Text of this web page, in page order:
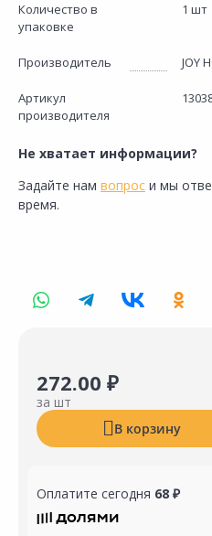
Количество в
упаковке
1 шт
Производитель JOY
Артикул
производителя
Не хватает информации?
Задайте нам вопрос и мы
время.
272.00 ₽
за шт
В корзину
Оплатите сегодня 68 ₽